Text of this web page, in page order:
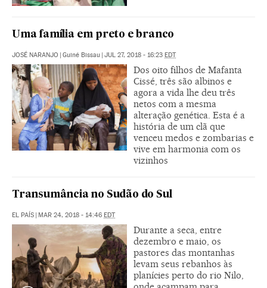
Uma família em preto e branco
JOSÉ NARANJO Guiné Bissau JUL 27, 2018 - 16:23 EDT
Dos oito filhos de Mafanta
Cissé, três são albinos e
agora a vida lhe deu três
netos com a mesma
alteração genética. Esta é a
história de um clã que
venceu medos e zombarias e
vive em harmonia com os
vizinhos
Transumância no Sudão do Sul
EL PAÍS MAR 24, 2018 - 14:46 EDT
Durante a seca, entre
dezembro e maio, os
pastores das montanhas
levam seus rebanhos às
planícies perto do rio Nilo,